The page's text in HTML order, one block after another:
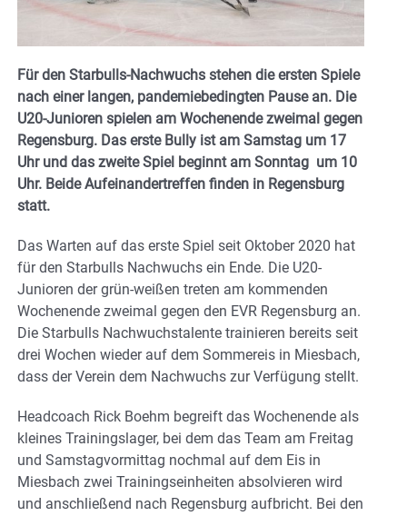
Für den Starbulls-Nachwuchs stehen die ersten Spiele
nach einer langen, pandemiebedingten Pause an. Die
U20-Junioren spielen am Wochenende zweimal gegen
Regensburg. Das erste Bully ist am Samstag um 17
Uhr und das zweite Spiel beginnt am Sonntag um 10
Uhr. Beide Aufeinandertreffen finden in Regensburg
statt.
Das Warten auf das erste Spiel seit Oktober 2020 hat
für den Starbulls Nachwuchs ein Ende. Die U20-
Junioren der grün-weißen treten am kommenden
Wochenende zweimal gegen den EVR Regensburg an.
Die Starbulls Nachwuchstalente trainieren bereits seit
drei Wochen wieder auf dem Sommereis in Miesbach,
dass der Verein dem Nachwuchs zur Verfügung stellt.
Headcoach Rick Boehm begreift das Wochenende als
kleines Trainingslager, bei dem das Team am Freitag
und Samstagvormittag nochmal auf dem Eis in
Miesbach zwei Trainingseinheiten absolvieren wird
und anschließend nach Regensburg aufbricht. Bei den